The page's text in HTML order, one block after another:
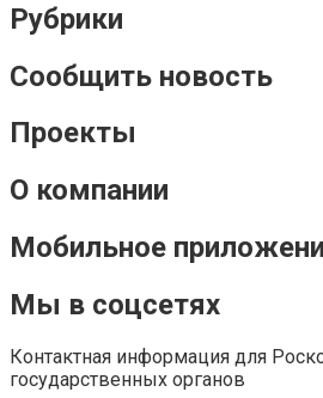
Рубрики
Сообщить новость
Проекты
О компании
Мобильное
Мы в соцсетях
Контактная информация для
государственных органов